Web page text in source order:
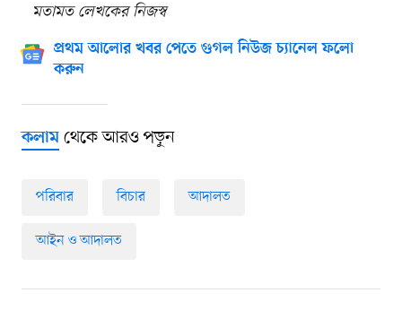
মতামত লেখকের নিজস্ব
প্রথম আলোর খবর পেতে গুগল নিউজ চ্যানেল ফলো
করুন
কলামথেকে আরও পড়ুন
পরিবার বিচার আদালত
আইন ও আদালত